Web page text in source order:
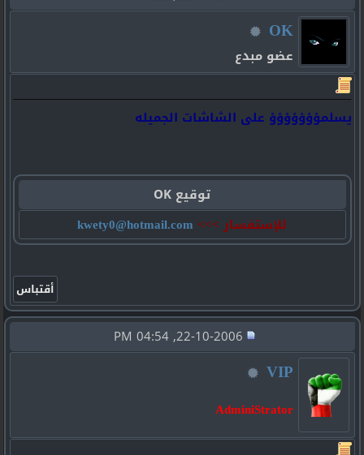
OK
عضو مبدع
يسلمؤؤؤؤؤؤؤ على الشاشات الجميله
توقيع OK
للإستفسار >>> kwety0@hotmail.com
VIP
AdminiStrator